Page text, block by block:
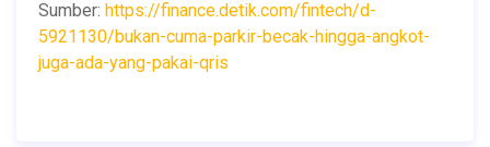
Sumber: https://finance.detik.com/fintech/d-
5921130/bukan-cuma-parkir-becak-hingga-angkot-
juga-ada-yang-pakai-qris